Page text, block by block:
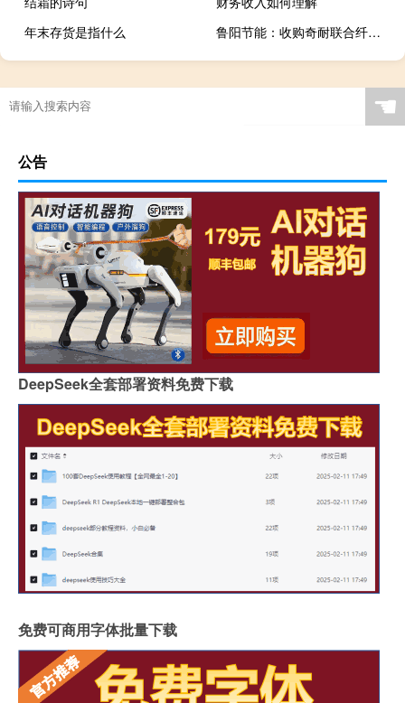
年末存货是指什么
鲁阳节能：收购奇耐联合纤维（上海）有限公司100%股权
☚
公告
DeepSeek全套部署资料免费下载
免费可商用字体批量下载